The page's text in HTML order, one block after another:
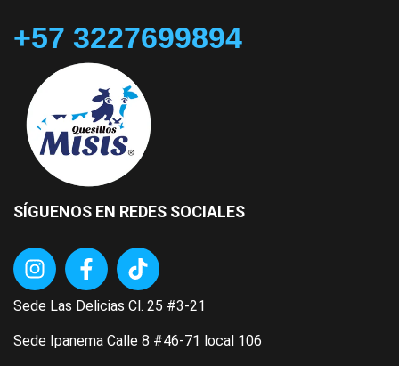
+57 3227699894
SÍGUENOS EN REDES SOCIALES
Sede Las Delicias Cl. 25 #3-21
Sede Ipanema Calle 8 #46-71 local 106